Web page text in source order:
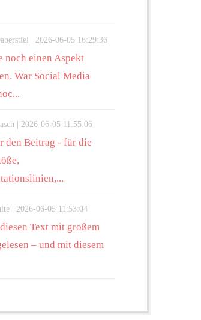
| 2026-06-05 16:29:36
noch einen Aspekt
War Social Media
| 2026-06-05 11:55:06
den Beitrag - für die
| 2026-06-05 11:53:04
Text mit großem
– und mit diesem